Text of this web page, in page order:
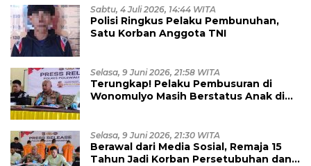
Dimusnahkan
Sabtu, 4 Juli 2026, 14:44 WITA
Polisi Ringkus Pelaku Pembunuhan,
Satu Korban Anggota TNI
Selasa, 9 Juni 2026, 21:58 WITA
Terungkap! Pelaku Pembusuran di
Wonomulyo Masih Berstatus Anak di
Selasa, 9 Juni 2026, 21:30 WITA
Berawal dari Media Sosial, Remaja 15
Tahun Jadi Korban Persetubuhan dan